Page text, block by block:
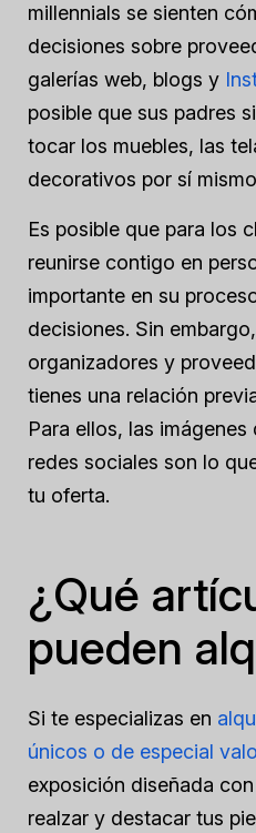
millennials se sienten
decisiones sobre
galerías web, blogs y
posible que sus padres
tocar los muebles, las
decorativos por sí
Es posible que para los
reunirse contigo en
importante en su
decisiones. Sin
organizadores y
tienes una relación
Para ellos, las
redes sociales son lo
tu oferta.
¿Qué
pueden
Si te especializas en
únicos o de especial
exposición diseñada
realzar y destacar tus